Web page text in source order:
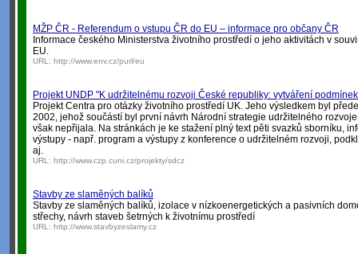
MŽP ČR - Referendum o vstupu ČR do EU – informace pro občany ČR
Informace českého Ministerstva životního prostředí o jeho aktivitách v
EU.
URL: http://www.env.cz/purl/eu
Projekt UNDP "K udržitelnému rozvoji České republiky: vytváření
Projekt Centra pro otázky životního prostředí UK. Jeho výsledkem byl
2002, jehož součástí byl první návrh Národní strategie udržitelného
však nepřijala. Na stránkách je ke stažení plný text pěti svazků sborníku,
výstupy - např. program a výstupy z konference o udržitelném rozvoji,
aj.
URL: http://www.czp.cuni.cz/projekty/sdcz
Stavby ze slaměných balíků
Stavby ze slaměných balíků, izolace v nízkoenergetických a pasivních
střechy, návrh staveb šetrných k životnímu prostředí
URL: http://www.stavbyzeslamy.cz